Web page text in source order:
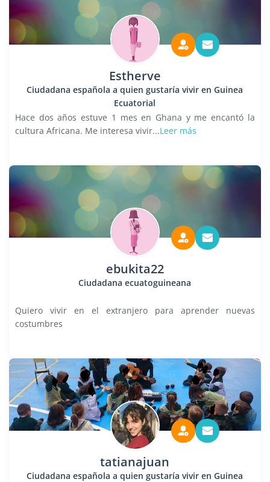
Estherve
Ciudadana española a quien gustaría vivir en Guinea
Ecuatorial
Hace dos años estuve 1 mes en Ghana y me encantó la
cultura Africana. Me interesa vivir...Leer más
ebukita22
Ciudadana ecuatoguineana
Quiero vivir en el extranjero para aprender nuevas
costumbres
tatianajuan
Ciudadana española a quien gustaría vivir en Guinea